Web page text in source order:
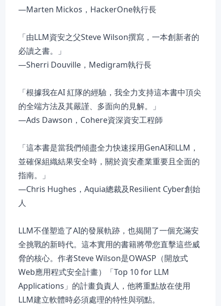
—Marten Mickos，HackerOne執行長
「由LLM資安之父Steve Wilson撰寫，一本創新者的
必讀之書。」
—Sherri Douville，Medigram執行長
「根據我在AI 紅隊的經驗，我全力支持這本書中頂尖
的全端方法及其嚴謹、多面向的見解。」
—Ads Dawson，Cohere資深資安工程師
「這本書是當我們傾盡全力快速採用GenAI和LLM，
並確保組織結果安全時，關於資安產業重要且全面的
指南。」
—Chris Hughes，Aquia總裁及Resilient Cyber創始
人
LLM不僅塑造了AI的發展軌跡，也揭開了一個充滿安
全挑戰的新時代。這本實用的書籍將帶您直擊這些威
脅的核心。作者Steve Wilson是OWASP（開放式
Web應用程式安全計畫）「Top 10 for LLM
Applications」的計畫負責人，他將重點放在使用
LLM建立軟體時必須處理的特性與弱點。